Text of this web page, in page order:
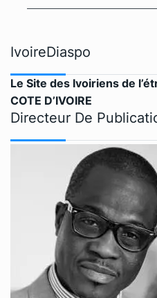
IvoireDiaspo
Le Site des Ivoiriens de
COTE D’IVOIRE
Directeur De